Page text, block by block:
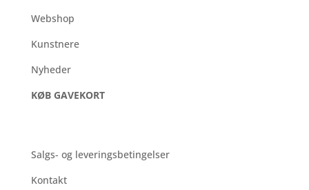
Webshop
Kunstnere
Nyheder
KØB GAVEKORT
Salgs- og leveringsbetingelser
Kontakt